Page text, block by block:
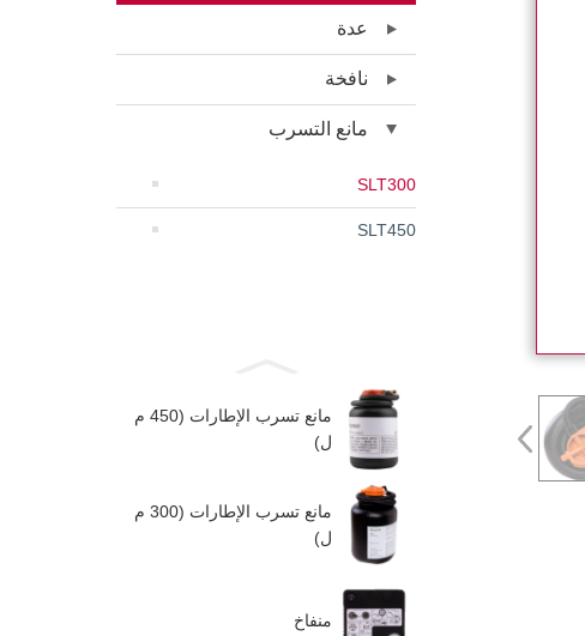
عدة
نافخة
مانع التسرب
SLT300
SLT450
مانع تسرب الإطارات (450 م
ل)
مانع تسرب الإطارات (300 م
ل)
منفاخ